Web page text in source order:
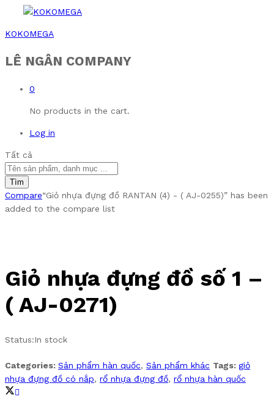
KOKOMEGA
LÊ NGÂN COMPANY
0
No products in the cart.
Log in
Tất cả
Tìm
Compare“Giỏ nhựa đựng đồ RANTAN (4) - ( AJ-0255)” has been
added to the compare list
Giỏ nhựa đựng đồ số 1 –
( AJ-0271)
Status:In stock
Categories: Sản phẩm hàn quốc, Sản phẩm khác Tags: giỏ
nhựa đựng đồ có nắp, rổ nhựa đựng đồ, rổ nhựa hàn quốc